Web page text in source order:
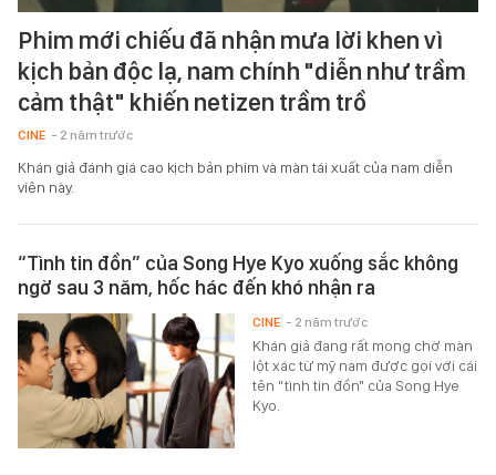
Phim mới chiếu đã nhận mưa lời khen vì
kịch bản độc lạ, nam chính "diễn như trầm
cảm thật" khiến netizen trầm trồ
CINE - 2 năm trước
Khán giả đánh giá cao kịch bản phim và màn tái xuất của nam diễn
viên này.
“Tình tin đồn” của Song Hye Kyo xuống sắc không
ngờ sau 3 năm, hốc hác đến khó nhận ra
Khán giả đang rất mong chờ màn
lột xác từ mỹ nam được gọi với cái
tên "tình tin đồn" của Song Hye
Kyo.
CINE - 2 năm trước